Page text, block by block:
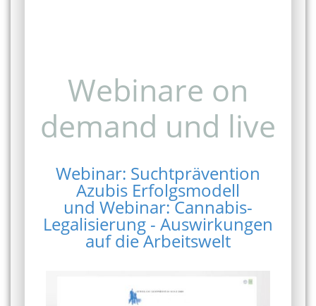
Webinare on
demand und live
Webinar: Suchtprävention
Azubis Erfolgsmodell
und Webinar: Cannabis-
Legalisierung - Auswirkungen
auf die Arbeitswelt